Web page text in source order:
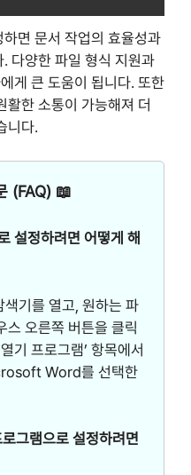
면 문서 작업의 효율성과
다양한 파일 형식 지원과
게 큰 도움이 됩니다. 또한
활한 소통이 가능해져 더
니다.
(FAQ) 📖
설정하려면 어떻게 해
기를 열고, 원하는 파
오른쪽 버튼을 클릭
기 프로그램’ 항목에서
Word를 선택한
그램으로 설정하려면